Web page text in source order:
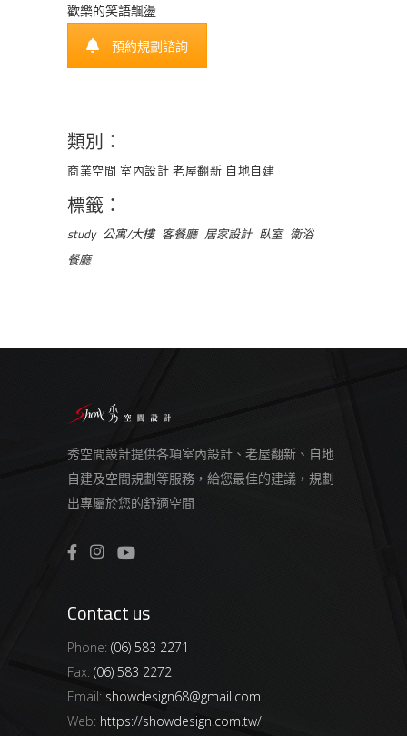
歡樂的笑語飄盪
預約規劃諮詢
類別：
商業空間 室內設計 老屋翻新 自地自建
標籤：
study 公寓/大樓 客餐廳 居家設計 臥室 衛浴
餐廳
秀空間設計提供各項室內設計、老屋翻新、自地
自建及空間規劃等服務，給您最佳的建議，規劃
出專屬於您的舒適空間
Contact us
Phone: (06) 583 2271
Fax: (06) 583 2272
Email: showdesign68@gmail.com
Web: https://showdesign.com.tw/